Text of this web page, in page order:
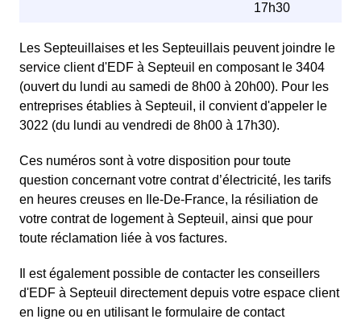
17h30
Les Septeuillaises et les Septeuillais peuvent joindre le
service client d'EDF à Septeuil en composant le 3404
(ouvert du lundi au samedi de 8h00 à 20h00). Pour les
entreprises établies à Septeuil, il convient d'appeler le
3022 (du lundi au vendredi de 8h00 à 17h30).
Ces numéros sont à votre disposition pour toute
question concernant votre contrat d’électricité, les tarifs
en heures creuses en Ile-De-France, la résiliation de
votre contrat de logement à Septeuil, ainsi que pour
toute réclamation liée à vos factures.
Il est également possible de contacter les conseillers
d'EDF à Septeuil directement depuis votre espace client
en ligne ou en utilisant le formulaire de contact